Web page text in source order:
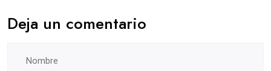
Deja un comentario